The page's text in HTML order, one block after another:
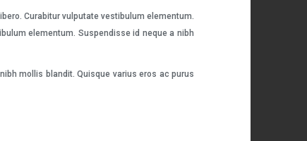
Curabitur vulputate vestibulum elementum.
elementum. Suspendisse id neque a nibh
mollis blandit. Quisque varius eros ac purus